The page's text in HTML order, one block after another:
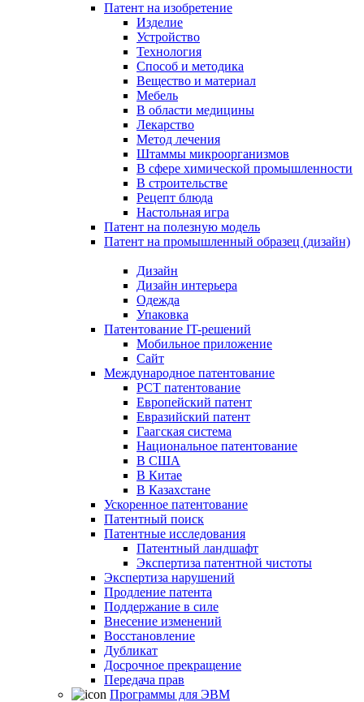
Патент на изобретение
Изделие
Устройство
Технология
Способ и методика
Вещество и материал
Мебель
В области медицины
Лекарство
Метод лечения
Штаммы микроорганизмов
В сфере химической промышленности
В строительстве
Рецепт блюда
Настольная игра
Патент на полезную модель
Патент на промышленный образец (дизайн)
Дизайн
Дизайн интерьера
Одежда
Упаковка
Патентование IT-решений
Мобильное приложение
Сайт
Международное патентование
PCT патентование
Европейский патент
Евразийский патент
Гаагская система
Национальное патентование
В США
В Китае
В Казахстане
Ускоренное патентование
Патентный поиск
Патентные исследования
Патентный ландшафт
Экспертиза патентной чистоты
Экспертиза нарушений
Продление патента
Поддержание в силе
Внесение изменений
Восстановление
Дубликат
Досрочное прекращение
Передача прав
Программы для ЭВМ